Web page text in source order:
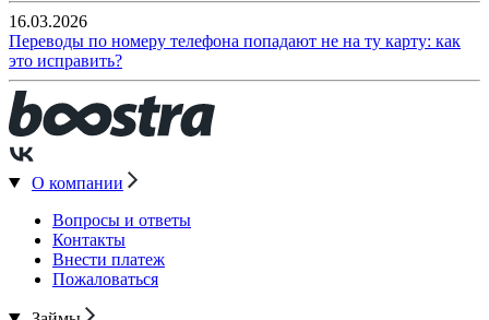
16.03.2026
Переводы по номеру телефона попадают не на ту карту: как
это исправить?
О компании
Вопросы и ответы
Контакты
Внести платеж
Пожаловаться